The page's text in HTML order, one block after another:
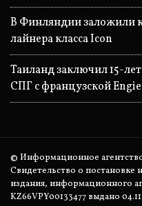
В Финляндии заложили
лайнера класса Icon
Таиланд заключил 15-
СПГ с французской Engie
© Информационное
Свидетельство о постановке
издания, информационного
KZ66VPY00133477 выдано